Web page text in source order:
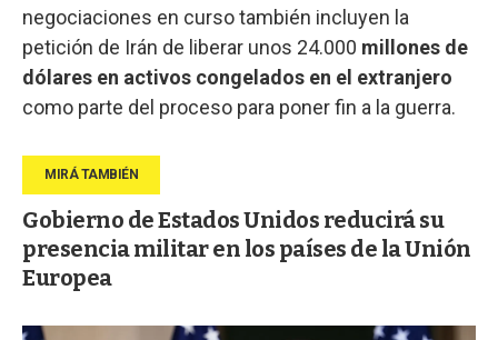
negociaciones en curso también incluyen la
petición de Irán de liberar unos 24.000 millones de
dólares en activos congelados en el extranjero
como parte del proceso para poner fin a la guerra.
Gobierno de Estados Unidos reducirá su
presencia militar en los países de la Unión
Europea